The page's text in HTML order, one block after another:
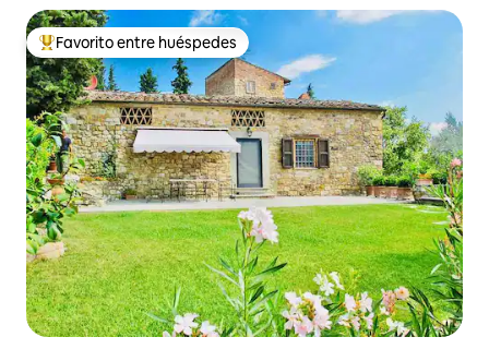
De los mejores en Favorito entre huéspedes
Favorito entre huéspedes